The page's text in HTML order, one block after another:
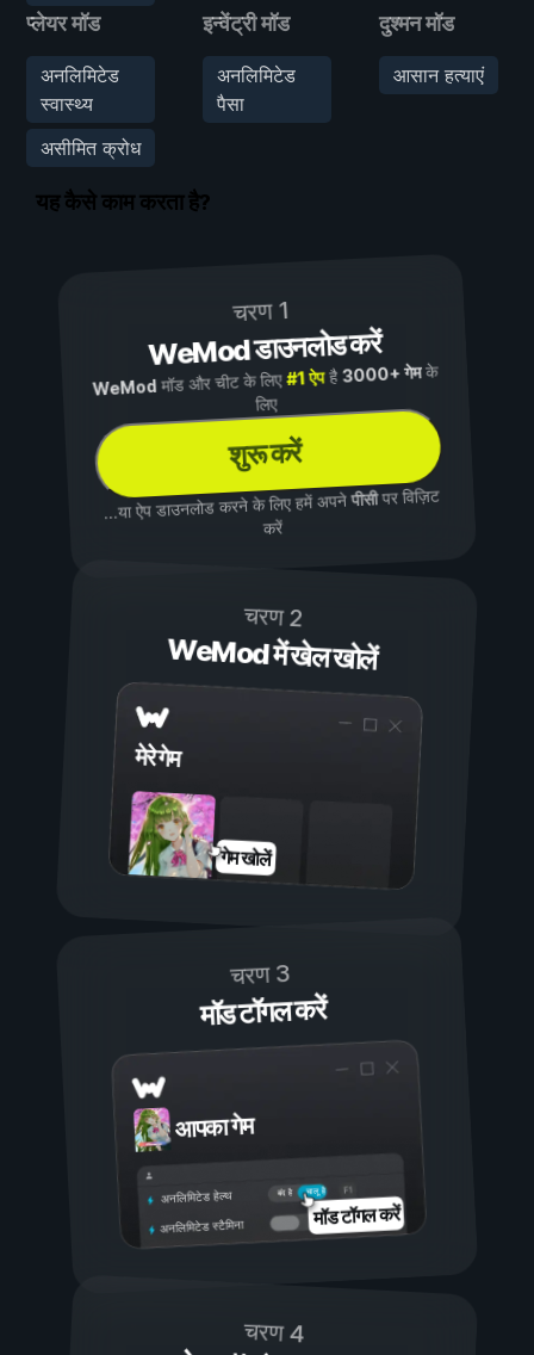
प्लेयर मॉड
अनलिमिटेड
स्वास्थ्य
असीमित क्रोध
इन्वेंट्री मॉड
अनलिमिटेड
पैसा
दुश्मन मॉड
आसान हत्याएं
यह कैसे काम करता है?
चरण 1
WeMod डाउनलोड करें
WeMod मॉड और चीट के लिए#1 ऐपहै3000+ गेमके
लिए
शुरू करें
...या ऐप डाउनलोड करने के लिए हमें अपनेपीसीपर विज़िट
करें
चरण 2
WeMod में खेल खोलें
मेरे गेम
गेम खोलें
चरण 3
मॉड टॉगल करें
आपका गेम
चालू है
बंद है
अनलिमिटेड हेल्थ
अनलिमिटेड स्टैमिना मॉड टॉगल करें
चरण 4